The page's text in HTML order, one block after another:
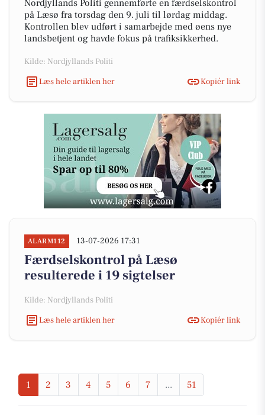
Nordjyllands Politi gennemførte en færdselskontrol
på Læsø fra torsdag den 9. juli til lørdag middag.
Kontrollen blev udført i samarbejde med øens nye
landsbetjent og havde fokus på trafiksikkerhed.
Kilde: Nordjyllands Politi
Læs hele artiklen her
Kopiér link
ALARM112 13-07-2026 17:31
Færdselskontrol på Læsø
resulterede i 19 sigtelser
Kilde: Nordjyllands Politi
Læs hele artiklen her
Kopiér link
1 2 3 4 5 6 7 ... 51